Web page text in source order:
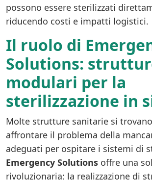
possono essere sterilizzati
riducendo costi e impatti logistici.
Il ruolo di
Solutions:
modulari per la
sterilizzazione in
Molte strutture sanitarie si
affrontare il problema della
adeguati per ospitare i sistemi di
Emergency Solutions offre una
rivoluzionaria: la realizzazione di